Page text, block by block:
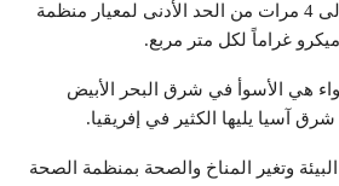
الجوي كانت أعلى من 3 إلى 4 مرات من الحد الأدنى لمعيار منظمة
هي الأسوأ في شرق البحر الأبيض
آسيا يليها الكثير في إفريقيا.
وتغير المناخ والصحة بمنظمة الصحة